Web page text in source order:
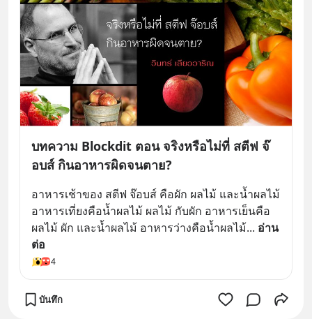
บทความ Blockdit ตอน จริงหรือไม่ที่ สตีฟ จ๊
อบส์ กินอาหารผิดจนตาย?
อาหารเช้าของ สตีฟ จ๊อบส์ คือผัก ผลไม้ และน้ำผลไม้
อาหารเที่ยงคือน้ำผลไม้ ผลไม้ กับผัก อาหารเย็นคือ
ผลไม้ ผัก และน้ำผลไม้ อาหารว่างคือน้ำผลไม้... อ่าน
ต่อ
4
บันทึก